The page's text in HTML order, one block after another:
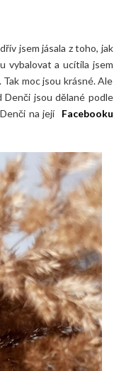
jsem jásala z toho, jak
vybalovat a ucítila jsem
moc jsou krásné. Ale
Denči jsou dělané podle
na její Facebooku